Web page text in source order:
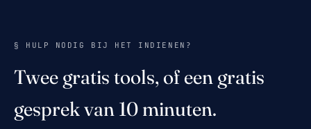
§ HULP NODIG BIJ HET INDIENEN?
Twee gratis tools, of een gratis
gesprek van 10 minuten.